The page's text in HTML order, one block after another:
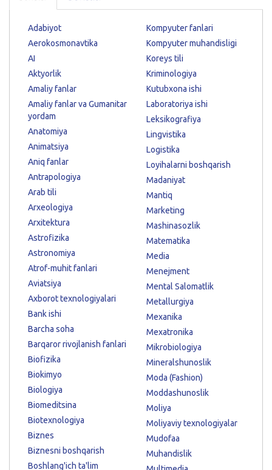
Adabiyot
Aerokosmonavtika
AI
Aktyorlik
Amaliy fanlar
Amaliy fanlar va Gumanitar
yordam
Anatomiya
Animatsiya
Aniq fanlar
Antrapologiya
Arab tili
Arxeologiya
Arxitektura
Astrofizika
Astronomiya
Atrof-muhit fanlari
Aviatsiya
Axborot texnologiyalari
Bank ishi
Barcha soha
Barqaror rivojlanish fanlari
Biofizika
Biokimyo
Biologiya
Biomeditsina
Biotexnologiya
Biznes
Biznesni boshqarish
Boshlang'ich ta'lim
Kompyuter fanlari
Kompyuter muhandisligi
Koreys tili
Kriminologiya
Kutubxona ishi
Laboratoriya ishi
Leksikografiya
Lingvistika
Logistika
Loyihalarni boshqarish
Madaniyat
Mantiq
Marketing
Mashinasozlik
Matematika
Media
Menejment
Mental Salomatlik
Metallurgiya
Mexanika
Mexatronika
Mikrobiologiya
Mineralshunoslik
Moda (Fashion)
Moddashunoslik
Moliya
Moliyaviy texnologiyalar
Mudofaa
Muhandislik